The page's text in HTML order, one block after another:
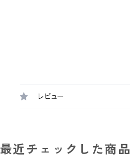
レビュー
最近チェックした商品